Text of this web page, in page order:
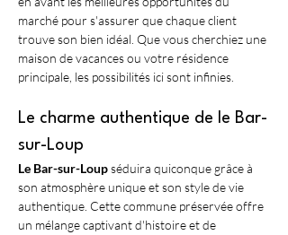
marché pour s'assurer que chaque client
trouve son bien idéal. Que vous cherchiez une
maison de vacances ou votre résidence
principale, les possibilités ici sont infinies.
Le charme authentique de le Bar-
sur-Loup
Le Bar-sur-Loup séduira quiconque grâce à
son atmosphère unique et son style de vie
authentique. Cette commune préservée offre
un mélange captivant d'histoire et de